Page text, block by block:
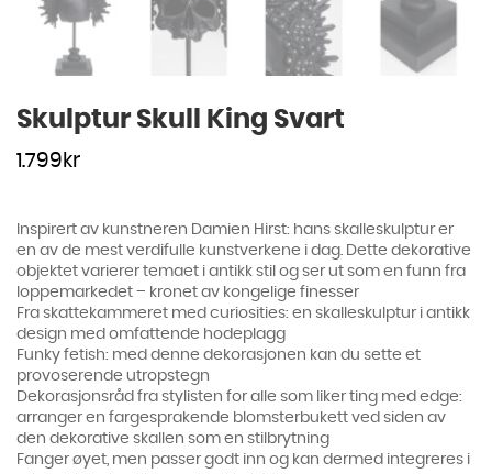
Skulptur Skull King Svart
1.799 kr
Inspirert av kunstneren Damien Hirst: hans skalleskulptur er
en av de mest verdifulle kunstverkene i dag. Dette dekorative
objektet varierer temaet i antikk stil og ser ut som en funn fra
loppemarkedet – kronet av kongelige finesser
Fra skattekammeret med curiosities: en skalleskulptur i antikk
design med omfattende hodeplagg
Funky fetish: med denne dekorasjonen kan du sette et
provoserende utropstegn
Dekorasjonsråd fra stylisten for alle som liker ting med edge:
arranger en fargesprakende blomsterbukett ved siden av
den dekorative skallen som en stilbrytning
Fanger øyet, men passer godt inn og kan dermed integreres i